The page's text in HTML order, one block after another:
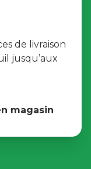
de livraison
jusqu’aux
magasin